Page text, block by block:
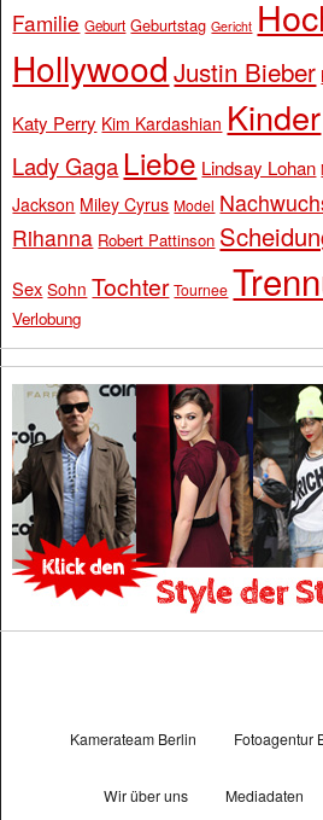
Familie Geburt Geburtstag Gericht
Hollywood Justin Bieber
Katy Perry Kim Kardashian Kinder
Lady Gaga Liebe Lindsay Lohan
Jackson Miley Cyrus Model
Rihanna Robert Pattinson
Sex Sohn Tochter Tournee
Verlobung
Kamerateam Berlin Fotoagentur
Wir über uns Mediadaten